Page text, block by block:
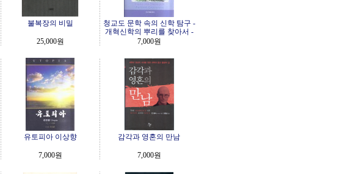
불복장의 비밀
25,000원
청교도 문학 속의 신학 탐구 -
개혁신학의 뿌리를 찾아서 -
7,000원
유토피아 이상향
7,000원
감각과 영혼의 만남
7,000원